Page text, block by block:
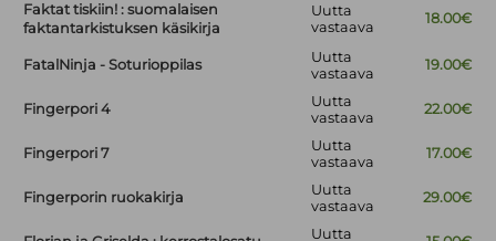
Faktat tiskiin! : suomalaisen
faktantarkistuksen käsikirja
Uutta
vastaava
18.00€
FatalNinja - Soturioppilas
Uutta
vastaava
19.00€
Fingerpori 4
Uutta
vastaava
22.00€
Fingerpori 7
Uutta
vastaava
17.00€
Fingerporin ruokakirja
Uutta
vastaava
29.00€
Uutta